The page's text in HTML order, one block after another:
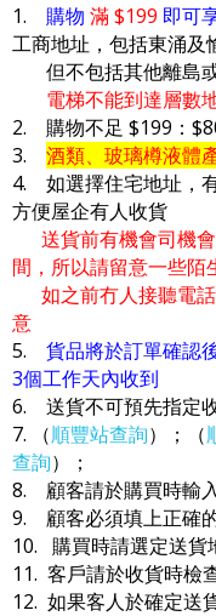
1. 購物 滿 $199 即可
工商地址，包括東涌及
但不包括其他離島
電梯不能到達層數
2. 購物不足 $199：
3. 酒類、玻璃樽液體
4. 如選擇住宅地址，
方便屋企有人收貨
送貨前有機會司機
間，所以請留意一些陌
如之前冇人接聽電話
意
5. 貨品將於訂單確認
3個工作天內收到
6. 送貨不可預先指定
7. （順豐站查詢）；（
查詢）；
8. 顧客請於購買時輸
9. 顧客必須填上正確
10. 購買時請選定送貨
11. 客戶請於收貨時檢
12. 如果客人於確定送